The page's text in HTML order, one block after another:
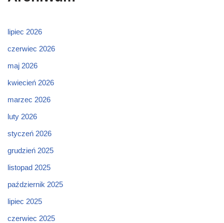
lipiec 2026
czerwiec 2026
maj 2026
kwiecień 2026
marzec 2026
luty 2026
styczeń 2026
grudzień 2025
listopad 2025
październik 2025
lipiec 2025
czerwiec 2025